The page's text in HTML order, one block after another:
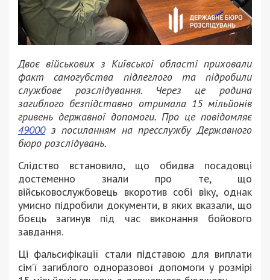
Двоє військових з Київської області приховали
факт самогубства підлеглого та підробили
службове розслідування. Через це родина
загиблого безпідставно отримала 15 мільйонів
гривень державної допомоги. Про це повідомляє
49000з посиланням на пресслужбу Державного
бюро розслідувань.
Слідство встановило, що обидва посадовці
достеменно знали про те, що
військовослужбовець вкоротив собі віку, однак
умисно підробили документи, в яких вказали, що
боєць загинув під час виконання бойового
завдання.
Ці фальсифікації стали підставою для виплати
сім’ї загиблого одноразової допомоги у розмірі